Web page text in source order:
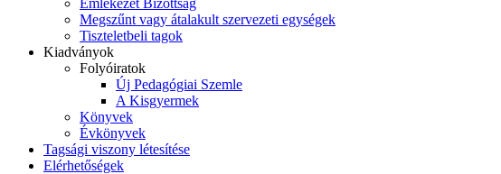
Emlékezet Bizottság
Megszűnt vagy átalakult szervezeti egységek
Tiszteletbeli tagok
Kiadványok
Folyóiratok
Új Pedagógiai Szemle
A Kisgyermek
Könyvek
Évkönyvek
Tagsági viszony létesítése
Elérhetőségek